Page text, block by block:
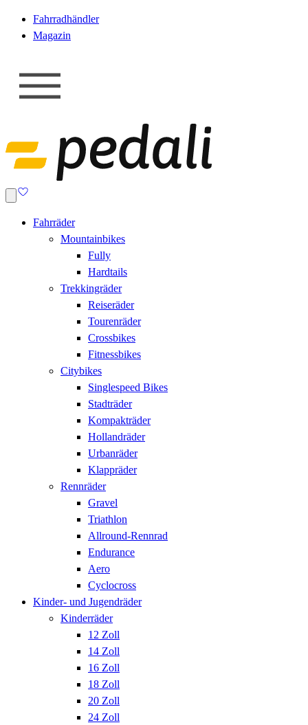
Fahrradhändler
Magazin
Fahrräder
Mountainbikes
Fully
Hardtails
Trekkingräder
Reiseräder
Tourenräder
Crossbikes
Fitnessbikes
Citybikes
Singlespeed Bikes
Stadträder
Kompakträder
Hollandräder
Urbanräder
Klappräder
Rennräder
Gravel
Triathlon
Allround-Rennrad
Endurance
Aero
Cyclocross
Kinder- und Jugendräder
Kinderräder
12 Zoll
14 Zoll
16 Zoll
18 Zoll
20 Zoll
24 Zoll